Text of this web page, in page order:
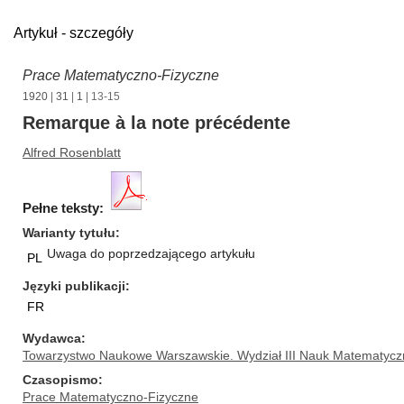
Artykuł - szczegóły
Prace Matematyczno-Fizyczne
1920 31 1 | 13-15
Remarque à la note précédente
Alfred Rosenblatt
Pełne teksty:
Warianty tytułu
PL
Uwaga do poprzedzającego artykułu
Języki publikacji
FR
Wydawca
Towarzystwo Naukowe Warszawskie. Wydział III Nauk
Czasopismo
Prace Matematyczno-Fizyczne